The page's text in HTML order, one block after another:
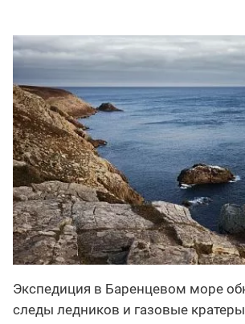
Экспедиция в Баренцевом море
следы ледников и газовые кратеры